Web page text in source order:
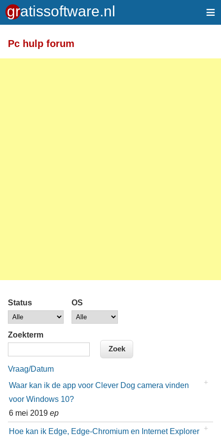
≡
Pc hulp forum
Status OS
Zoekterm
Vraag/Datum
Waar kan ik de app voor Clever Dog camera vinden
voor Windows 10?
6 mei 2019 ep
Hoe kan ik Edge, Edge-Chromium en Internet Explorer